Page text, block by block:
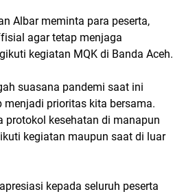
Albar meminta para peserta,
agar tetap menjaga
kegiatan MQK di Banda Aceh.
suasana pandemi saat ini
menjadi prioritas kita bersama.
protokol kesehatan di manapun
kegiatan maupun saat di luar
kepada seluruh peserta